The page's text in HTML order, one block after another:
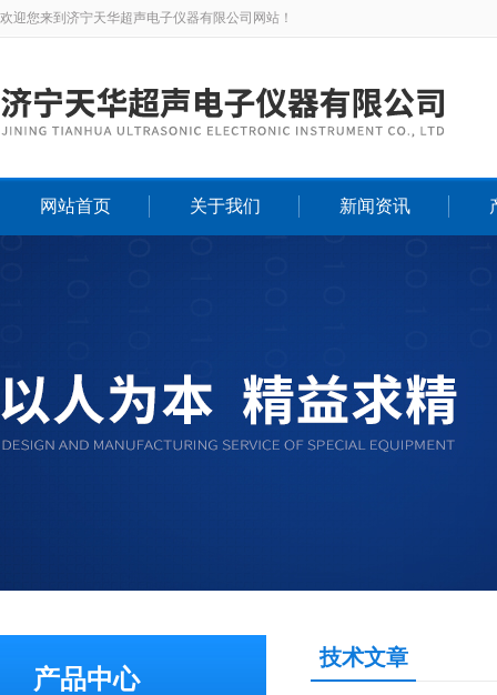
欢迎您来到济宁天华超声电子仪器有限公司网站！
网站首页 关于我们 新闻资讯
产品中心
技术文章